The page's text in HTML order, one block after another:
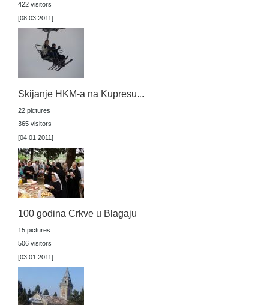
422 visitors
[08.03.2011]
Skijanje HKM-a na Kupresu...
22 pictures
365 visitors
[04.01.2011]
100 godina Crkve u Blagaju
15 pictures
506 visitors
[03.01.2011]